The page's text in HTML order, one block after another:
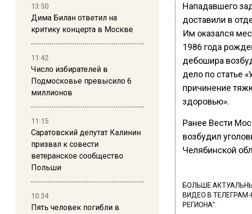
13:50
Дима Билан ответил на
критику концерта в Москве
11:42
Число избирателей в
Подмосковье превысило 6
миллионов
11:15
Саратовский депутат Калинин
призвал к совести
ветеранское сообщество
Польши
10:34
Пять человек погибли в
Нападавшего
доставили в
Им оказался
1986 года
дебошира
дело по статье
причинение
здоровью».
Ранее Вести
возбудил
Челябинской
БОЛЬШЕ
ВИДЕО В
РЕГИОНА".